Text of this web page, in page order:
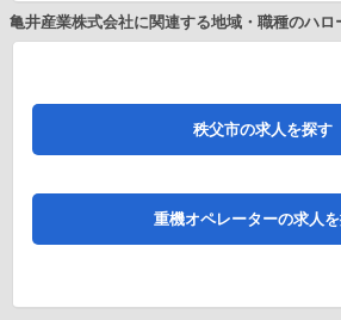
亀井産業株式会社に関連する地域・職種のハ
秩父市の求人を探す
重機オペレーターの求人